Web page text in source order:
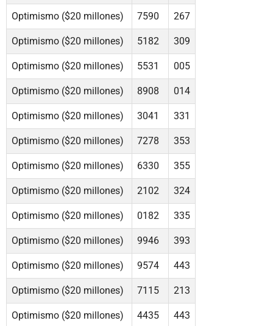
Optimismo ($20 millones) 7590 267
Optimismo ($20 millones) 5182 309
Optimismo ($20 millones) 5531 005
Optimismo ($20 millones) 8908 014
Optimismo ($20 millones) 3041 331
Optimismo ($20 millones) 7278 353
Optimismo ($20 millones) 6330 355
Optimismo ($20 millones) 2102 324
Optimismo ($20 millones) 0182 335
Optimismo ($20 millones) 9946 393
Optimismo ($20 millones) 9574 443
Optimismo ($20 millones) 7115 213
Optimismo ($20 millones) 4435 443